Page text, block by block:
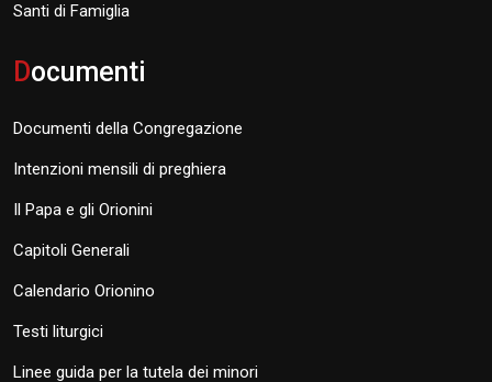
Santi di Famiglia
Documenti
Documenti della Congregazione
Intenzioni mensili di preghiera
Il Papa e gli Orionini
Capitoli Generali
Calendario Orionino
Testi liturgici
Linee guida per la tutela dei minori